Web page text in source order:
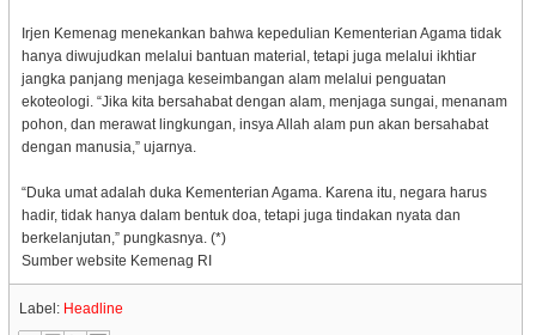
Irjen Kemenag menekankan bahwa kepedulian Kementerian Agama tidak
hanya diwujudkan melalui bantuan material, tetapi juga melalui ikhtiar
jangka panjang menjaga keseimbangan alam melalui penguatan
ekoteologi. “Jika kita bersahabat dengan alam, menjaga sungai, menanam
pohon, dan merawat lingkungan, insya Allah alam pun akan bersahabat
dengan manusia,” ujarnya.
“Duka umat adalah duka Kementerian Agama. Karena itu, negara harus
hadir, tidak hanya dalam bentuk doa, tetapi juga tindakan nyata dan
berkelanjutan,” pungkasnya. (*)
Sumber website Kemenag RI
Label: Headline